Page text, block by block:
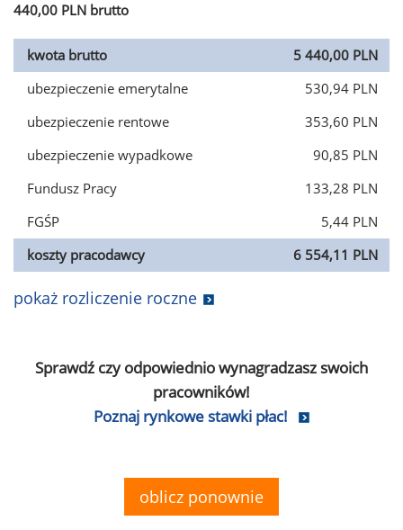
440,00 PLN brutto
kwota brutto
5 440,00 PLN
ubezpieczenie emerytalne
530,94 PLN
ubezpieczenie rentowe
353,60 PLN
ubezpieczenie wypadkowe
90,85 PLN
Fundusz Pracy
133,28 PLN
FGŚP
5,44 PLN
koszty pracodawcy
6 554,11 PLN
pokaż rozliczenie roczne
Sprawdź czy odpowiednio wynagradzasz swoich
pracowników!
Poznaj rynkowe stawki płac!
oblicz ponownie